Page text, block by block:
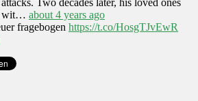
Two decades later, his loved ones
wit… about 4 years ago
fragebogen https://t.co/HosgTJvEwR